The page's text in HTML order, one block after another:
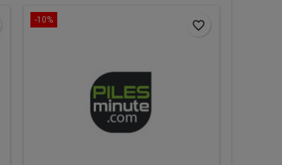
-10% favorite_border